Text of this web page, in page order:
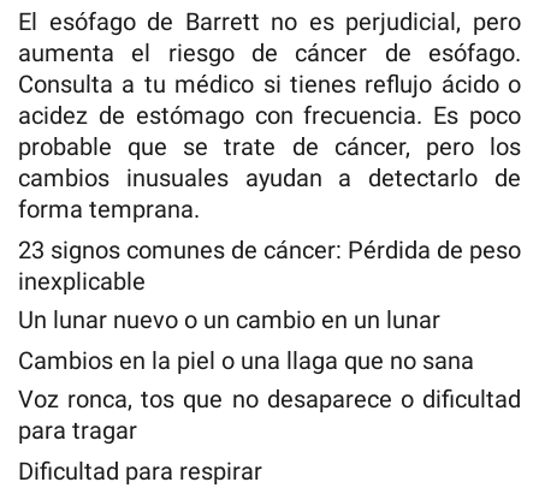
El esófago de Barrett no es perjudicial, pero
aumenta el riesgo de cáncer de esófago.
Consulta a tu médico si tienes reflujo ácido o
acidez de estómago con frecuencia. Es poco
probable que se trate de cáncer, pero los
cambios inusuales ayudan a detectarlo de
forma temprana.
23 signos comunes de cáncer: Pérdida de peso
inexplicable
Un lunar nuevo o un cambio en un lunar
Cambios en la piel o una llaga que no sana
Voz ronca, tos que no desaparece o dificultad
para tragar
Dificultad para respirar